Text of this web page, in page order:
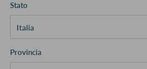
Stato
Provincia